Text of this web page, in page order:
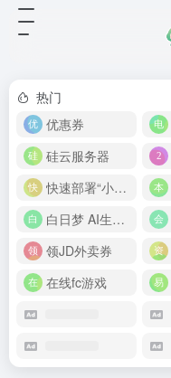
热门
优惠券
硅云服务器
快速部署“小龙虾”
白日梦 AI生成50分钟视频
领JD外卖券
在线fc游戏